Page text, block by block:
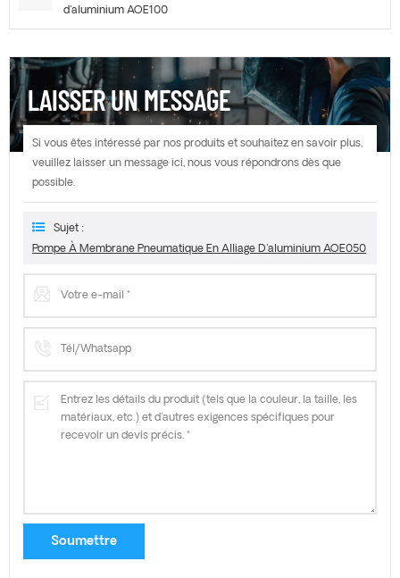
d'aluminium AOE100
LAISSER UN MESSAGE
Si vous êtes intéressé par nos produits et souhaitez en savoir plus,
veuillez laisser un message ici, nous vous répondrons dès que
possible.
Sujet :
Pompe À Membrane Pneumatique En Alliage D'aluminium AOE050